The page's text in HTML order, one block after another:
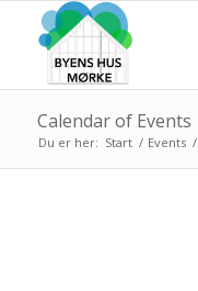
Calendar of Events
Du er her: Start / Events /